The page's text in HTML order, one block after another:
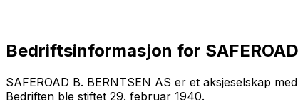
Bedriftsinformasjon for
SAFEROAD B. BERNTSEN AS er et aksjeselskap
Bedriften ble stiftet 29. februar 1940.